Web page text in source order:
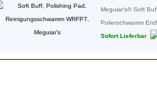
Meguiar's® Soft
Polierschwamm
Sofort Lieferbar